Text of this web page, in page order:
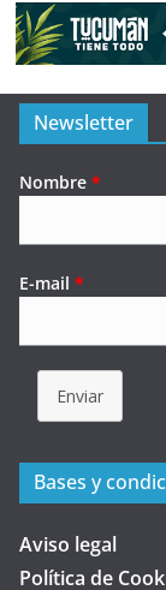
Newsletter
Nombre *
E-mail *
Enviar
Bases y
Aviso legal
Política de